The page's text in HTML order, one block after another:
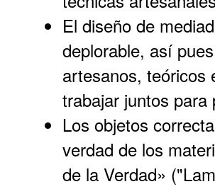
El diseño de
deplorable, así
artesanos, teóricos
trabajar juntos
Los objetos
verdad de los
de la Verdad»